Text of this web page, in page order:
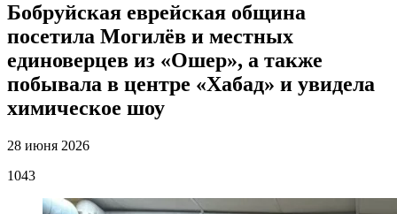
Бобруйская еврейская община
посетила Могилёв и местных
единоверцев из «Ошер», а также
побывала в центре «Хабад» и увидела
химическое шоу
28 июня 2026
1043